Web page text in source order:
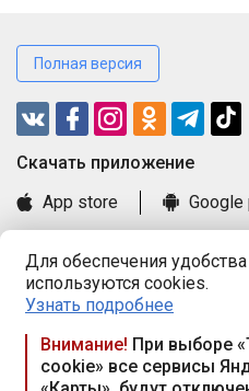
Для обеспечения
используются cookies.
Узнать подробнее
Внимание! При выборе
cookie» все сервисы
Полная версия
Cкачать приложение
App store
Google
Книга замечаний и
Правила и документы
Praca.by © 2000—2026, ООО
Республика Беларусь, 220114,
117а, пом. № 9.